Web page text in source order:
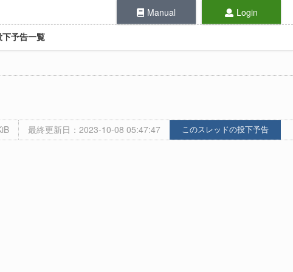
Manual Login
下予告一覧
最終更新日：2023-10-08 05:47:47 このスレッドの投下予告